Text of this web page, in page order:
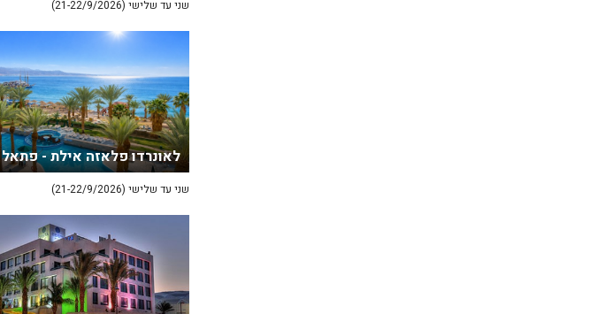
שני עד שלישי (21-22/9/2026)
לאונרדו פלאזה אילת - פתאל
שני עד שלישי (21-22/9/2026)